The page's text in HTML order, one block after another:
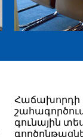
Հաճախորդի
գունային